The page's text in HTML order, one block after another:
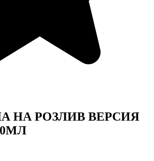
НА РОЗЛИВ ВЕРСИЯ